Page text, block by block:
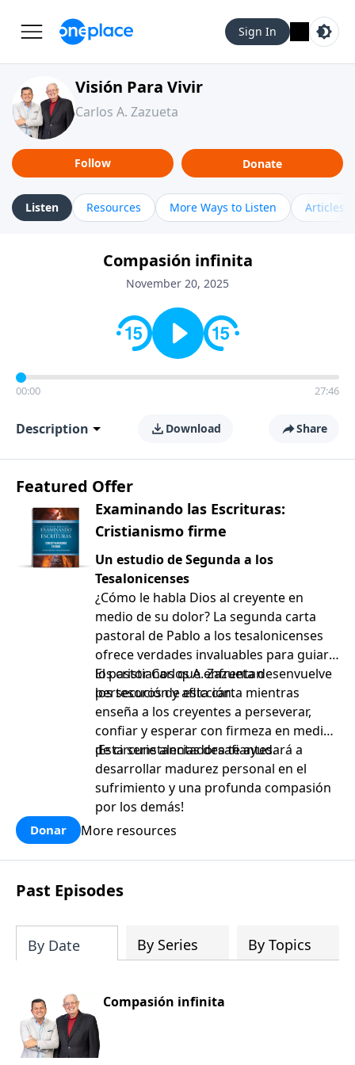
Sign In
Visión Para Vivir
Carlos A. Zazueta
Follow Donate
Listen Resources More Ways to Listen Articles
Compasión infinita
November 20, 2025
00:00 27:46
Description Download Share
Featured Offer
Examinando las Escrituras:
Cristianismo firme
Un estudio de Segunda a los
Tesalonicenses
¿Cómo le habla Dios al creyente en
medio de su dolor? La segunda carta
pastoral de Pablo a los tesalonicenses
ofrece verdades invaluables para guiar a
los cristianos que enfrentan
persecución y aflicción.
El pastor Carlos A. Zazueta desenvuelve
los tesoros de esta carta mientras
enseña a los creyentes a perseverar,
confiar y esperar con firmeza en medio
de circunstancias desafiantes.
¡Esta serie alentadora te ayudará a
desarrollar madurez personal en el
sufrimiento y una profunda compasión
por los demás!
Donar More resources
Past Episodes
By Date By Series By Topics
Compasión infinita